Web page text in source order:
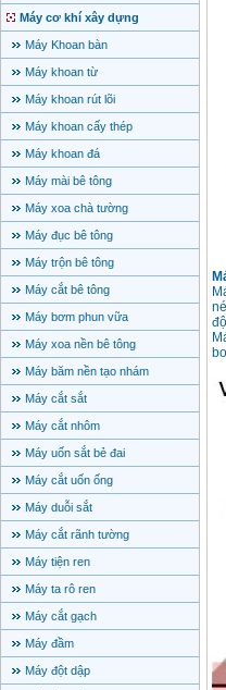
Máy cơ khí xây dựng
Máy Khoan bàn
Máy khoan từ
Máy khoan rút lõi
Máy khoan cấy thép
Máy khoan đá
Máy mài bê tông
Máy xoa chà tường
Máy đục bê tông
Máy trộn bê tông
Máy cắt bê tông
Máy bơm phun vữa
Máy xoa nền bê tông
Máy băm nền tạo nhám
Máy cắt sắt
Máy cắt nhôm
Máy uốn sắt bẻ đai
Máy cắt uốn ống
Máy duỗi sắt
Máy cắt rãnh tường
Máy tiện ren
Máy ta rô ren
Máy cắt gạch
Máy đầm
Máy đột dập